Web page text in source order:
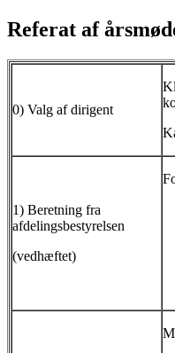
Referat af
0) Valg af dirigent
1) Beretning fra
afdelingsbestyrelsen
(vedhæftet)